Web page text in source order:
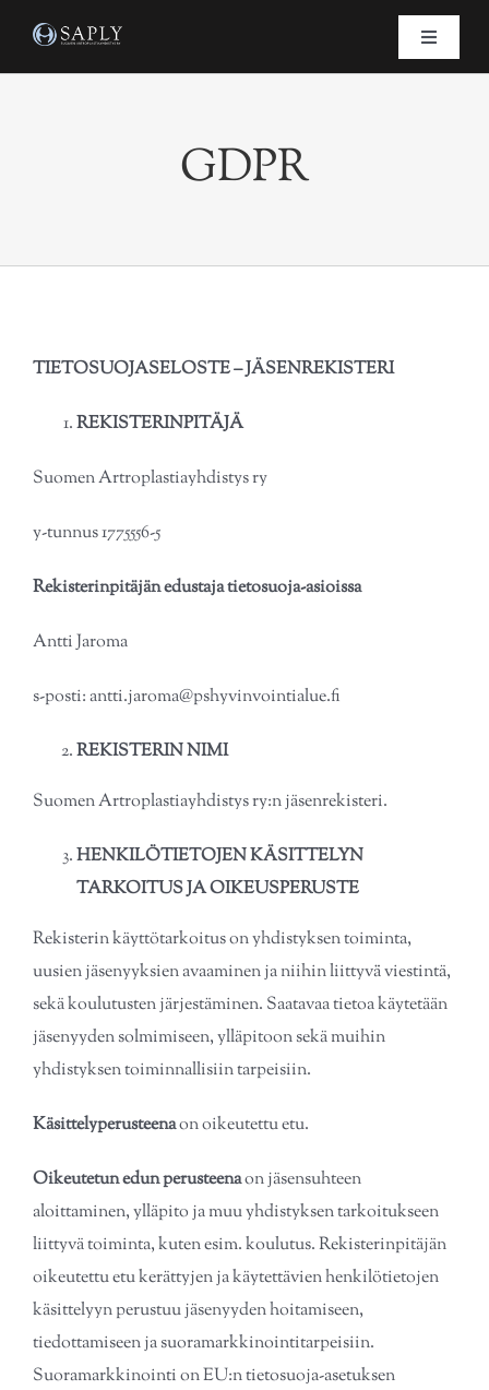
content
Toggle
Tekonivelrekisteri
Vuosikokouspöytäkirja
Hallituksen jäsenet
Linkit
Yhteystiedot
GDPR
TIETOSUOJASELOSTE – JÄSENREKISTERI
REKISTERINPITÄJÄ
Suomen Artroplastiayhdistys ry
y-tunnus 1775556-5
Rekisterinpitäjän edustaja tietosuoja-asioissa
Antti Jaroma
s-posti: antti.jaroma@pshyvinvointialue.fi
REKISTERIN NIMI
Suomen Artroplastiayhdistys ry:n jäsenrekisteri.
HENKILÖTIETOJEN KÄSITTELYN
TARKOITUS JA OIKEUSPERUSTE
Rekisterin käyttötarkoitus on yhdistyksen toiminta,
uusien jäsenyyksien avaaminen ja niihin liittyvä̈ viestintä,
sekä koulutusten järjestäminen. Saatavaa tietoa käytetään
jäsenyyden solmimiseen, ylläpitoon sekä muihin
yhdistyksen toiminnallisiin tarpeisiin.
Käsittelyperusteenaon oikeutettu etu.
Oikeutetun edun perusteenaon jäsensuhteen
aloittaminen, ylläpito ja muu yhdistyksen tarkoitukseen
liittyvä toiminta, kuten esim. koulutus. Rekisterinpitäjän
oikeutettu etu kerättyjen ja käytettävien henkilötietojen
käsittelyyn perustuu jäsenyyden hoitamiseen,
tiedottamiseen ja suoramarkkinointitarpeisiin.
Suoramarkkinointi on EU:n tietosuoja-asetuksen